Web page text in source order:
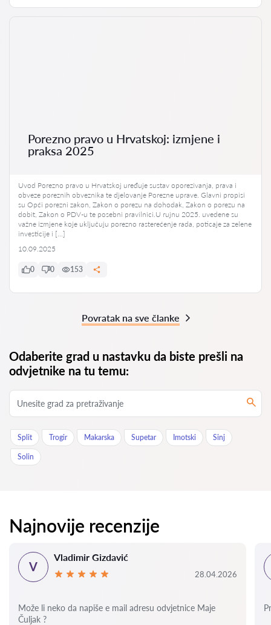
Porezno pravo u Hrvatskoj: izmjene i
praksa 2025
Uvod Porezno pravo u Hrvatskoj uređuje sustav oporezivanja, prava i
obveze poreznih obveznika te djelovanje Porezne uprave. Glavni propisi
su Opći porezni zakon, Zakon o porezu na dohodak, Zakon o porezu na
dobit, Zakon o PDV-u te posebni pravilnici.U rujnu 2025. uvedene su
važne izmjene koje uključuju porezno rasterećenje rada, poticaje za zelene
investicije i […]
10.09.2025
0 0 153
Povratak na sve članke
Odaberite grad u nastavku da biste prešli na
odvjetnike na tu temu:
Split Trogir Makarska Supetar Imotski Sinj
Solin
Najnovije recenzije
V
Vladimir Gizdavić
28.04.2026
Može li neko da napiše e mail adresu odvjetnice Maje
Čuljak ?